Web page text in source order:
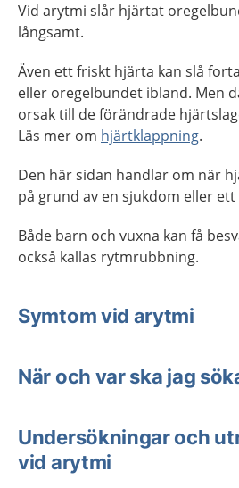
Vid arytmi slår hjärtat
långsamt.
Även ett friskt hjärta kan slå
eller oregelbundet ibland. Men
orsak till de förändrade
Läs mer om hjärtklappning.
Den här sidan handlar om när
på grund av en sjukdom eller
Både barn och vuxna kan få
också kallas rytmrubbning.
Symtom vid arytmi
När och var ska jag
Undersökningar och
vid arytmi